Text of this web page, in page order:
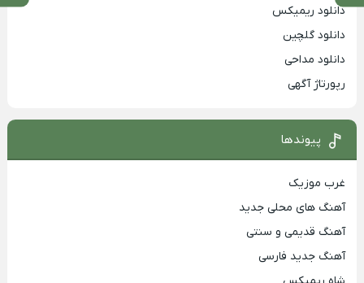
دانلود ریمیکس
دانلود گلچین
دانلود مداحی
رپورتاژ آگهی
پیوندها
غرب موزیک
آهنگ های محلی جدید
آهنگ قدیمی و سنتی
آهنگ جدید فارسی